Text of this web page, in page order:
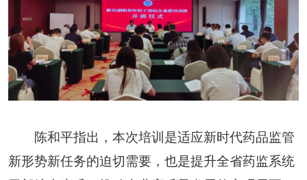
陈和平指出，本次培训是适应新时代药品监管
新形势新任务的迫切需要，也是提升全省药监系统